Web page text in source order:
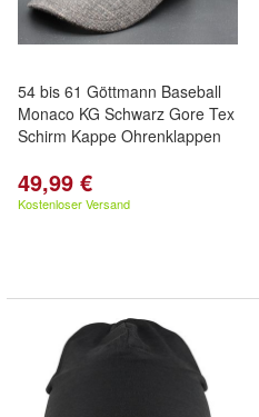
54 bis 61 Göttmann Baseball
Monaco KG Schwarz Gore Tex
Schirm Kappe Ohrenklappen
49,99 €
Kostenloser Versand